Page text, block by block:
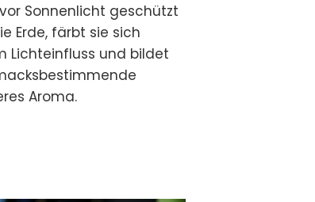
Sonnenlicht geschützt
Erde, färbt sie sich
Lichteinfluss und bildet
Aroma.